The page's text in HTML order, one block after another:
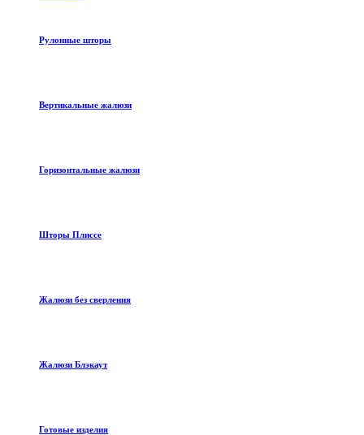
Рулонные шторы
Вертикальные жалюзи
Горизонтальные жалюзи
Шторы Плиссе
Жалюзи без сверления
Жалюзи Блэкаут
Готовые изделия